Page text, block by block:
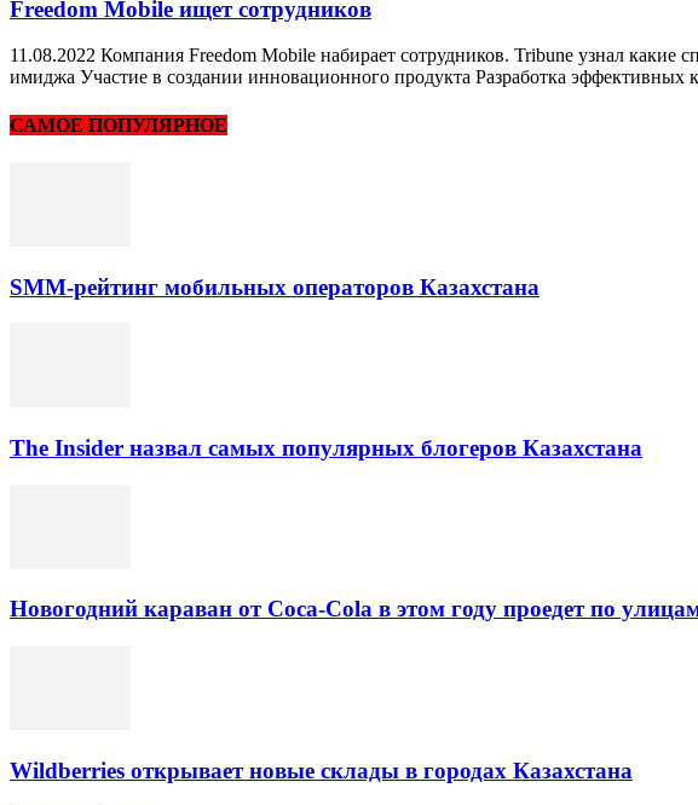
Freedom Mobile ищет сотрудников
11.08.2022 Компания Freedom Mobile набирает сотрудников. Tribune узнал
имиджа Участие в создании инновационного продукта Разработка
САМОЕ ПОПУЛЯРНОЕ
SMM-рейтинг мобильных операторов Казахстана
The Insider назвал самых популярных блогеров Казахстана
Новогодний караван от Coca-Cola в этом году проедет по
Wildberries открывает новые склады в городах Казахстана